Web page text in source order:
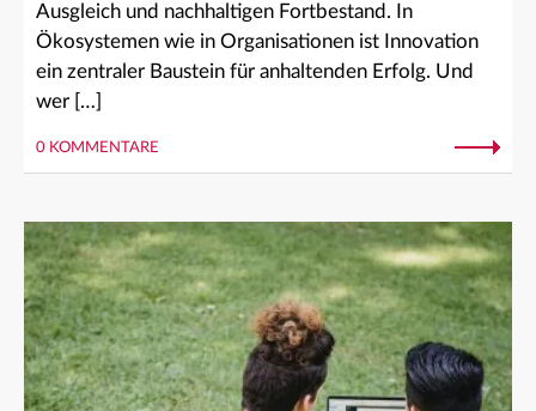
Ausgleich und nachhaltigen Fortbestand. In
Ökosystemen wie in Organisationen ist Innovation
ein zentraler Baustein für anhaltenden Erfolg. Und
wer […]
0 KOMMENTARE